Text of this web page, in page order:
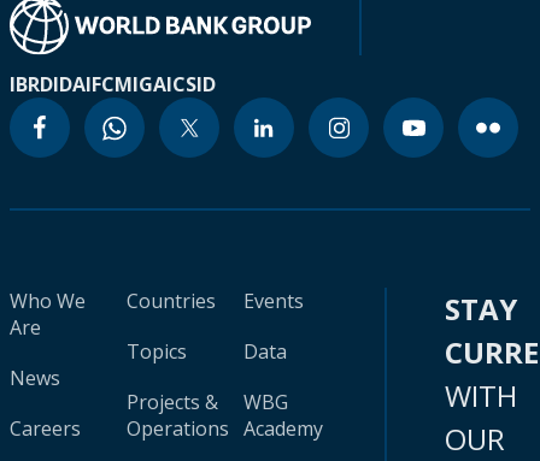
IBRDIDAIFCMIGAICSID
Who We
Are
News
Careers
Countries
Topics
Projects &
Operations
Events
Data
WBG
Academy
STAY
WITH
OUR